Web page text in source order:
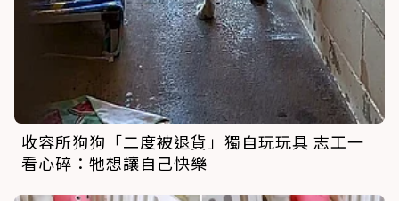
收容所狗狗「二度被退貨」獨自玩玩具 志工一
看心碎：牠想讓自己快樂